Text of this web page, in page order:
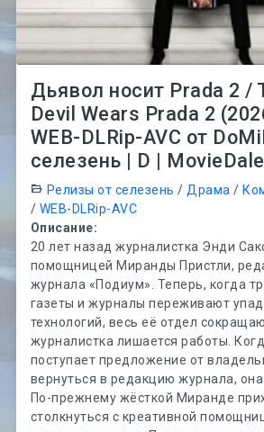
Дьявол носит Prada 2 /
Devil Wears Prada 2
WEB-DLRip-AVC от
селезень | D |
Релизы от селезень /Драма /
/ WEB-DLRip-AVC
Описание:
20 лет назад журналистка Энди
помощницей Миранды Пристли,
журнала «Подиум». Теперь, когда
газеты и журналы переживают
технологий, весь её отдел
журналистка лишается работы.
поступает предложение от
вернуться в редакцию журнала, она
По-прежнему жёсткой Миранде
столкнуться с креативной